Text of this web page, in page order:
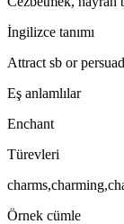
İngilizce tanımı
Attract sb or
Eş anlamlılar
Enchant
Türevleri
Örnek cümle